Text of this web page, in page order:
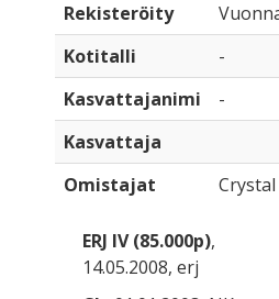
Rekisteröity
Kotitalli
-
Kasvattajanimi
-
Kasvattaja
Omistajat
Crystal
ERJ IV (85.000p),
14.05.2008, erj